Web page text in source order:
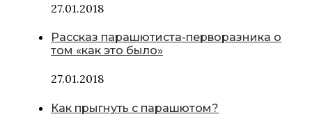
27.01.2018
Рассказ парашютиста-перворазника о
том «как это было»
27.01.2018
Как прыгнуть с парашютом?